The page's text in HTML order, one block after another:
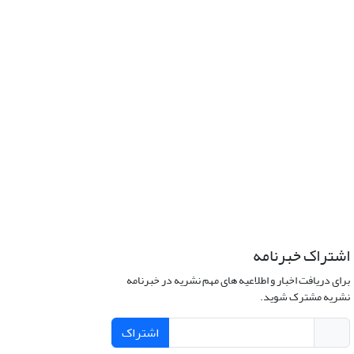
اشتراک خبرنامه
برای دریافت اخبار و اطلاعیه های مهم نشریه در خبرنامه
نشریه مشترک شوید.
اشتراک